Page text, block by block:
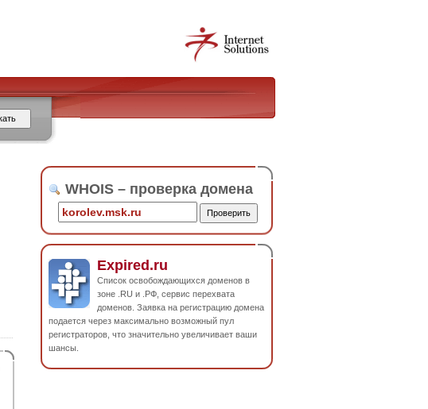
WHOIS – проверка домена
Expired.ru
Список освобождающихся доменов в
зоне .RU и .РФ, сервис перехвата
доменов. Заявка на регистрацию домена
подается через максимально возможный пул
регистраторов, что значительно увеличивает ваши
шансы.